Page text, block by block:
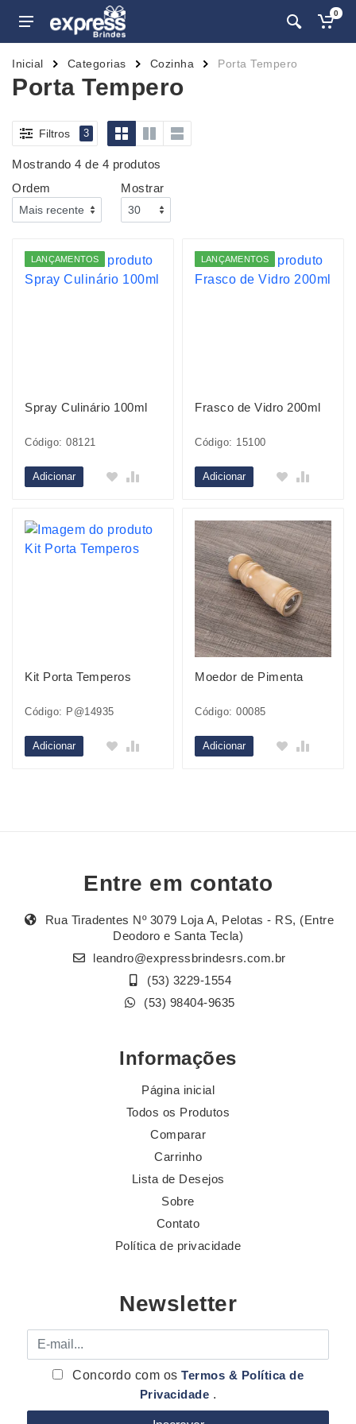
0
Inicial Categorias Cozinha Porta Tempero
Porta Tempero
Filtros 3
Mostrando 4 de 4 produtos
Ordem
Mostrar
LANÇAMENTOS
Spray Culinário 100ml
Código: 08121
Adicionar
LANÇAMENTOS
Frasco de Vidro 200ml
Código: 15100
Adicionar
Kit Porta Temperos
Código: P@14935
Adicionar
Moedor de Pimenta
Código: 00085
Adicionar
Entre em contato
Rua Tiradentes Nº 3079 Loja A, Pelotas - RS, (Entre
Deodoro e Santa Tecla)
leandro@expressbrindesrs.com.br
(53) 3229-1554
(53) 98404-9635
Informações
Página inicial
Todos os Produtos
Comparar
Carrinho
Lista de Desejos
Sobre
Contato
Política de privacidade
Newsletter
E-mail
Concordo com osTermos & Política de
Privacidade .